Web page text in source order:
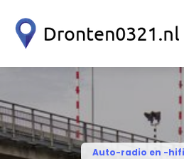
Auto-radio en -hifi